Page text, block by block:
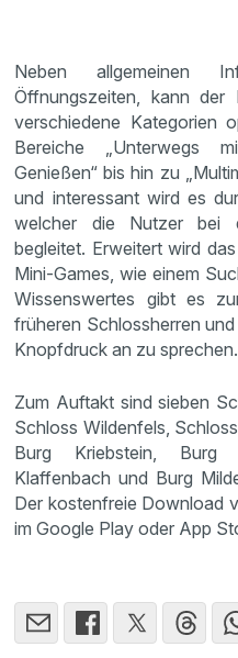
Neben allgemeinen
Öffnungszeiten, kann
verschiedene Kategorien
Bereiche „Unterwegs
Genießen“ bis hin zu
und interessant wird es
welcher die Nutzer bei
begleitet. Erweitert wird
Mini-Games, wie einem
Wissenswertes gibt es
früheren Schlossherren
Knopfdruck an zu sprechen.
Zum Auftakt sind sieben
Schloss Wildenfels,
Burg Kriebstein, Burg
Klaffenbach und Burg
Der kostenfreie Download
im Google Play oder App